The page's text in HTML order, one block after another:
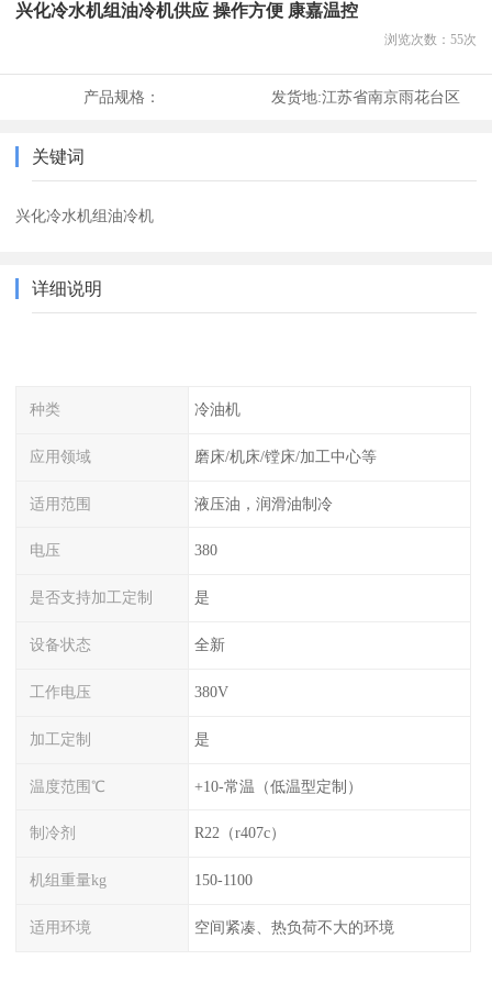
兴化冷水机组油冷机供应 操作方便 康嘉温控
浏览次数： 55次
产品规格： 发货地:江苏省南京雨花台区
关键词
兴化冷水机组油冷机
详细说明
种类 冷油机
应用领域 磨床/机床/镗床/加工中心等
适用范围 液压油，润滑油制冷
电压 380
是否支持加工定制 是
设备状态 全新
工作电压 380V
加工定制 是
温度范围℃ +10-常温（低温型定制）
制冷剂 R22（r407c）
机组重量kg 150-1100
适用环境 空间紧凑、热负荷不大的环境